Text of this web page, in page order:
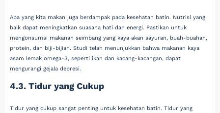
Apa yang kita makan juga berdampak pada kesehatan batin. Nutrisi yang
baik dapat meningkatkan suasana hati dan energi. Pastikan untuk
mengonsumsi makanan seimbang yang kaya akan sayuran, buah-buahan,
protein, dan biji-bijian. Studi telah menunjukkan bahwa makanan kaya
asam lemak omega-3, seperti ikan dan kacang-kacangan, dapat
mengurangi gejala depresi.
4.3. Tidur yang Cukup
Tidur yang cukup sangat penting untuk kesehatan batin. Tidur yang